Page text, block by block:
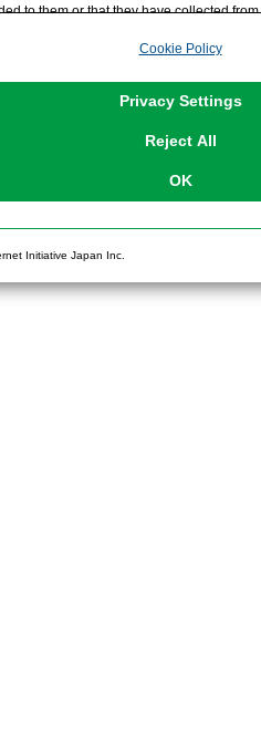
to them or that they have collected
Strictly Necessary Cookies, please
rejection settings at any time via
Cookie Policy
Privacy Settings
Reject All
OK
Initiative Japan Inc.